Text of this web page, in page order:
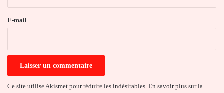
e
E-mail
Ce site utilise Akismet pour réduire les indésirables. En savoir plus sur la